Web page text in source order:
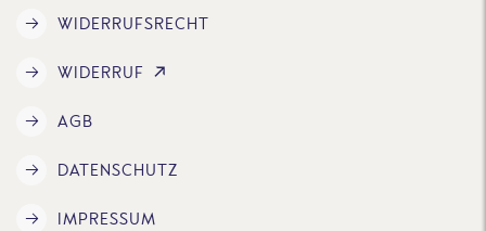
WIDERRUFSRECHT
WIDERRUF
AGB
DATENSCHUTZ
IMPRESSUM